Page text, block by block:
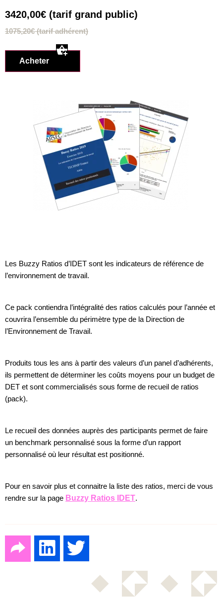
3420,00€ (tarif grand public)
1075,20€(tarif adhérent)
Acheter
Les Buzzy Ratios d’IDET sont les indicateurs de référence de
l’environnement de travail.
Ce pack contiendra l’intégralité des ratios calculés pour l’année et
couvrira l’ensemble du périmètre type de la Direction de
l’Environnement de Travail.
Produits tous les ans à partir des valeurs d’un panel d’adhérents,
ils permettent de déterminer les coûts moyens pour un budget de
DET et sont commercialisés sous forme de recueil de ratios
(pack).
Le recueil des données auprès des participants permet de faire
un benchmark personnalisé sous la forme d’un rapport
personnalisé où leur résultat est positionné.
Pour en savoir plus et connaitre la liste des ratios, merci de vous
rendre sur la page Buzzy Ratios IDET.